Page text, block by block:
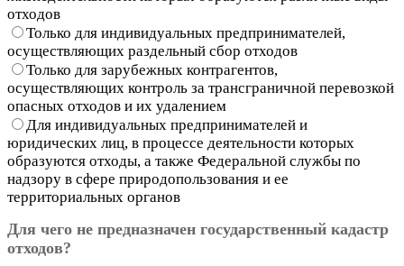
отходов
Только для индивидуальных предпринимателей,
осуществляющих раздельный сбор отходов
Только для зарубежных контрагентов,
осуществляющих контроль за трансграничной перевозкой
опасных отходов и их удалением
Для индивидуальных предпринимателей и
юридических лиц, в процессе деятельности которых
образуются отходы, а также Федеральной службы по
надзору в сфере природопользования и ее
территориальных органов
Для чего не предназначен государственный кадастр
отходов?